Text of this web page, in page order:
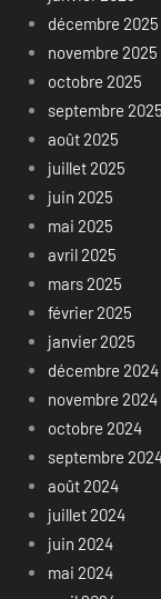
décembre 2025
novembre 2025
octobre 2025
septembre 2025
août 2025
juillet 2025
juin 2025
mai 2025
avril 2025
mars 2025
février 2025
janvier 2025
décembre 2024
novembre 2024
octobre 2024
septembre
août 2024
juillet 2024
juin 2024
mai 2024